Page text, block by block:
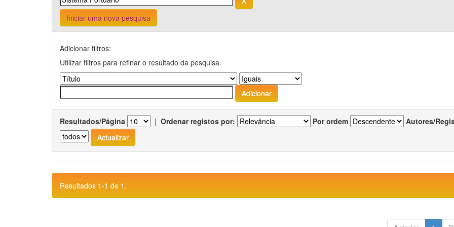
Iniciar uma nova pesquisa
Adicionar filtros:
Utilizar filtros para refinar o resultado da pesquisa.
Resultados/Página | Ordenar registos por: Por ordem Autores/
Resultados 1-1 de 1.